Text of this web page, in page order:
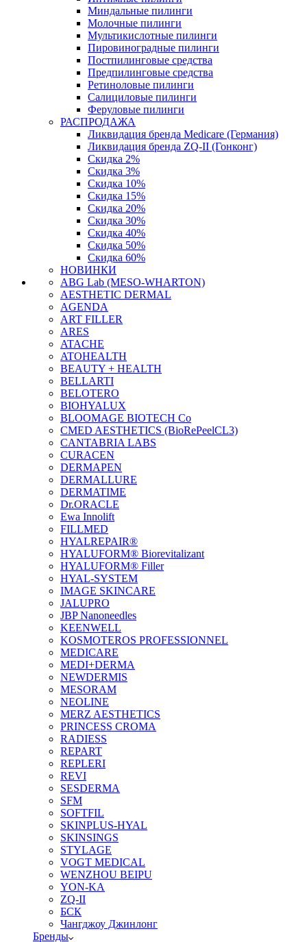
Миндальные пилинги
Молочные пилинги
Мультикислотные пилинги
Пировиноградные пилинги
Постпилинговые средства
Предпилинговые средства
Ретиноловые пилинги
Салициловые пилинги
Феруловые пилинги
РАСПРОДАЖА
Ликвидация бренда Medicare (Германия)
Ликвидация бренда ZQ-II (Гонконг)
Скидка 2%
Скидка 3%
Скидка 10%
Скидка 15%
Скидка 20%
Скидка 30%
Скидка 40%
Скидка 50%
Скидка 60%
НОВИНКИ
ABG Lab (MESO-WHARTON)
AESTHETIC DERMAL
AGENDA
ART FILLER
ARES
ATACHE
ATOHEALTH
BEAUTY + HEALTH
BELLARTI
BELOTERO
BIOHYALUX
BLOOMAGE BIOTECH Co
CMED AESTHETICS (BioRePeelCL3)
CANTABRIA LABS
CURACEN
DERMAPEN
DERMALLURE
DERMATIME
Dr.ORACLE
Ewa Innolift
FILLMED
НYALREPAIR®
HYALUFORM® Biorevitalizant
HYALUFORM® Filler
HYAL-SYSTEM
IMAGE SKINCARE
JALUPRO
JBP Nanoneedles
KEENWELL
KOSMOTEROS PROFESSIONNEL
MEDICARE
MEDI+DERMA
NEWDERMIS
MESORAM
NEOLINE
MERZ AESTHETICS
PRINCESS CROMA
RADIESS
REPART
REPLERI
REVI
SESDERMA
SFM
SOFTFIL
SKINPLUS-HYAL
SKINSINGS
STYLAGE
VOGT MEDICAL
WENZHOU BEIPU
YON-KA
ZQ-II
БСК
Чангджоу Джинлонг
Бренды